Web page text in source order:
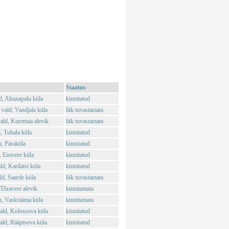
Staatus
Ahunapalu küla
kinnitatud
Vandjala küla
liik tuvastamata
Kuremaa alevik
liik tuvastamata
Tuhala küla
kinnitatud
Päraküla
kinnitatud
Eistvere küla
kinnitatud
Karilatsi küla
kinnitatud
Saarde küla
liik tuvastamata
alevik
kinnitamata
Vaskrääma küla
kinnitamata
Kolossova küla
kinnitatud
Rääptsova küla
kinnitatud